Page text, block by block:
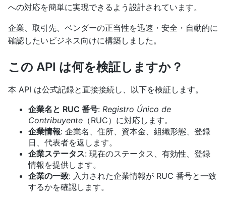
への対応を簡単に実現できるよう設計されています。
企業、取引先、ベンダーの正当性を迅速・安全・自動的に
確認したいビジネス向けに構築しました。
この API は何を検証しますか？
本 API は公式記録と直接接続し、以下を検証します。
企業名と RUC 番号: Registro Único de
Contribuyente （RUC）に対応します。
企業情報: 企業名、住所、資本金、組織形態、登録
日、代表者を返します。
企業ステータス: 現在のステータス、有効性、登録
情報を提供します。
企業の一致: 入力された企業情報が RUC 番号と一致
するかを確認します。